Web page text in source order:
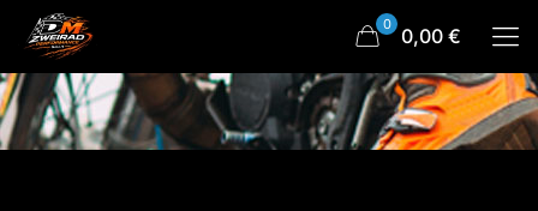
0 0,00 €